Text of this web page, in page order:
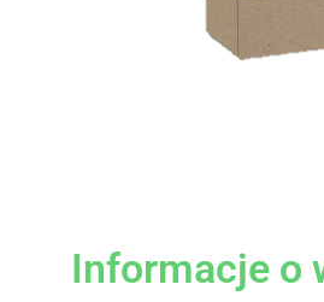
Informacje o